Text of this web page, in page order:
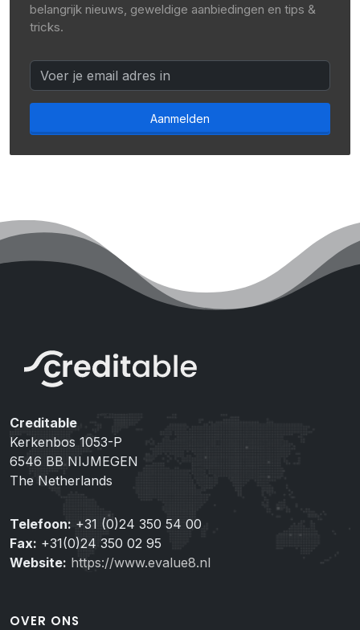
belangrijk nieuws, geweldige aanbiedingen en tips &
tricks.
Aanmelden
Creditable
Kerkenbos 1053-P
6546 BB NIJMEGEN
The Netherlands
Telefoon: +31 (0)24 350 54 00
Fax: +31(0)24 350 02 95
Website: https://www.evalue8.nl
OVER ONS